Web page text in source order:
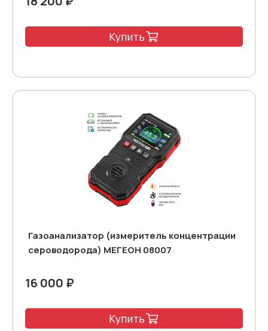
Купить
Газоанализатор (измеритель концентрации
сероводорода) МЕГЕОН 08007
16 000 ₽
Купить